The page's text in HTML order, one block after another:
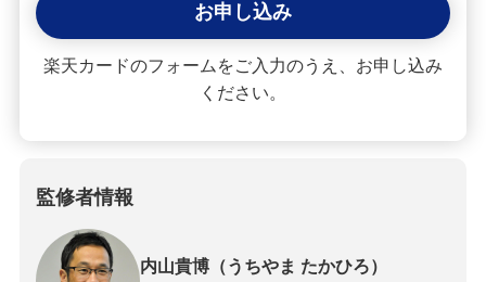
お申し込み
楽天カードのフォームをご入力のうえ、お申し込み
ください。
監修者情報
内山貴博（うちやま たかひろ）